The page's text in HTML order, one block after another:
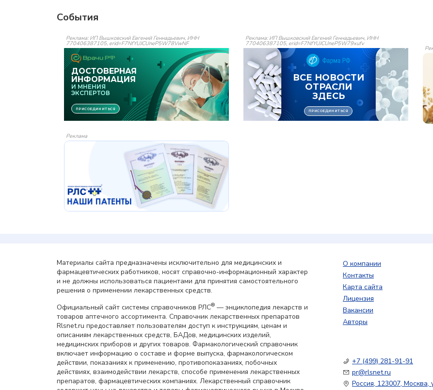
События
Реклама: ИП Вышковский Евгений Геннадьевич, ИНН
770406387105, erid=F7NfYUJCUneP5W78VwNF
Реклама: ИП Вышковский Евгений Геннадьевич, ИНН
770406387105, erid=F7NfYUJCUneP5W79xufv
Реклама
Материалы сайта предназначены исключительно для медицинских и
фармацевтических работников, носят справочно-информационный характер
и не должны использоваться пациентами для принятия самостоятельного
решения о применении лекарственных средств.
Официальный сайт системы справочников РЛС® — энциклопедия лекарств и
товаров аптечного ассортимента. Справочник лекарственных препаратов
Rlsnet.ru предоставляет пользователям доступ к инструкциям, ценам и
описаниям лекарственных средств, БАДов, медицинских изделий,
медицинских приборов и других товаров. Фармакологический справочник
включает информацию о составе и форме выпуска, фармакологическом
действии, показаниях к применению, противопоказаниях, побочных
действиях, взаимодействии лекарств, способе применения лекарственных
препаратов, фармацевтических компаниях. Лекарственный справочник
О компании
Контакты
Карта сайта
Лицензия
Вакансии
Авторы
+7 (499) 281-91-91
pr@rlsnet.ru
Россия, 123007, Москва,